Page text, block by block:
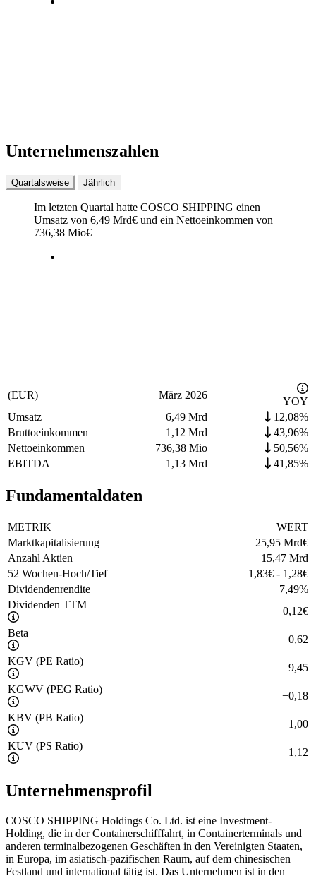
Unternehmenszahlen
Quartalsweise Jährlich
Im letzten Quartal hatte COSCO SHIPPING einen
Umsatz von 6,49 Mrd€ und ein Nettoeinkommen von
736,38 Mio€
(EUR) März 2026
YOY
Umsatz
6,49 Mrd
12,08%
Bruttoeinkommen
1,12 Mrd
43,96%
Nettoeinkommen
736,38 Mio
50,56%
EBITDA
1,13 Mrd 41,85%
Fundamentaldaten
METRIK
WERT
Marktkapitalisierung
25,95 Mrd€
Anzahl Aktien
15,47 Mrd
52 Wochen-Hoch/Tief
1,83€ - 1,28€
Dividendenrendite
7,49%
Dividenden TTM
0,12€
Beta
0,62
KGV (PE Ratio)
9,45
KGWV (PEG Ratio)
−0,18
KBV (PB Ratio)
1,00
KUV (PS Ratio)
1,12
Unternehmensprofil
COSCO SHIPPING Holdings Co. Ltd. ist eine Investment-
Holding, die in der Containerschifffahrt, in Containerterminals und
anderen terminalbezogenen Geschäften in den Vereinigten Staaten,
in Europa, im asiatisch-pazifischen Raum, auf dem chinesischen
Festland und international tätig ist. Das Unternehmen ist in den